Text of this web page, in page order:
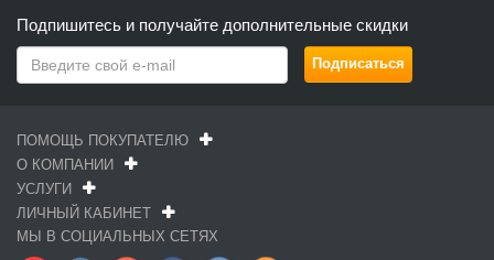
Подпишитесь и получайте дополнительные скидки
ПОМОЩЬ ПОКУПАТЕЛЮ
О КОМПАНИИ
УСЛУГИ
ЛИЧНЫЙ КАБИНЕТ
МЫ В СОЦИАЛЬНЫХ СЕТЯХ